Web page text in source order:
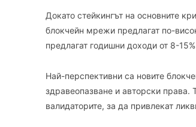
Докато стейкингът на основните
блокчейн мрежи предлагат по-
предлагат годишни доходи от 8-
Най-перспективни са новите
здравеопазване и авторски права.
валидаторите, за да привлекат